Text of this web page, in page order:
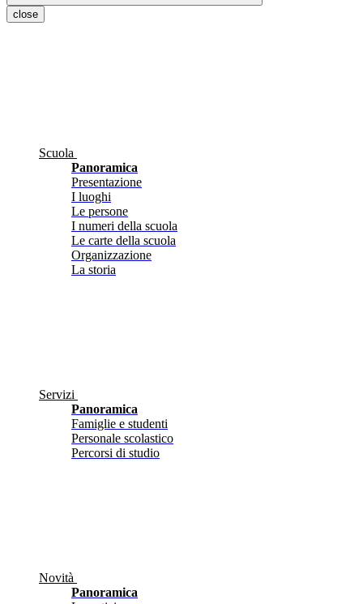
close
Scuola
Panoramica
Presentazione
I luoghi
Le persone
I numeri della scuola
Le carte della scuola
Organizzazione
La storia
Servizi
Panoramica
Famiglie e studenti
Personale scolastico
Percorsi di studio
Novità
Panoramica